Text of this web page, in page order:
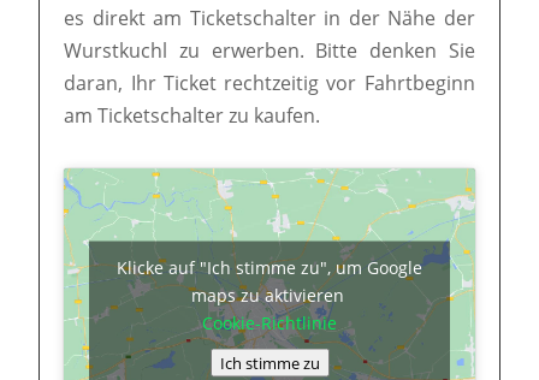
es direkt am Ticketschalter in der Nähe der
Wurstkuchl zu erwerben. Bitte denken Sie
daran, Ihr Ticket rechtzeitig vor Fahrtbeginn
am Ticketschalter zu kaufen.
Klicke auf "Ich stimme zu", um Google
maps zu aktivieren
Cookie-Richtlinie
Ich stimme zu